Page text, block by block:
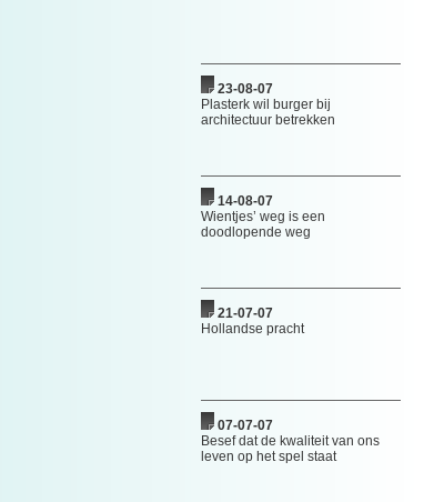
23-08-07
Plasterk wil burger bij
architectuur betrekken
14-08-07
Wientjes’ weg is een
doodlopende weg
21-07-07
Hollandse pracht
07-07-07
Besef dat de kwaliteit van ons
leven op het spel staat